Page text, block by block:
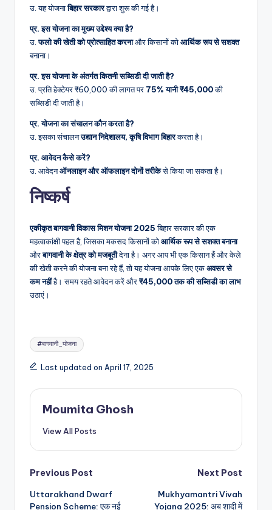
उ. यह योजनाबिहार सरकारद्वारा शुरू की गई है।
प्र. इस योजना का मुख्य उद्देश्य क्या है?
उ.फलो की खेती को प्रोत्साहित करनाऔर किसानों कोआर्थिक रूप से सशक्त
बनाना।
प्र. इस योजना के अंतर्गत कितनी सब्सिडी दी जाती है?
उ. प्रति हेक्टेयर ₹60,000 की लागत पर 75% यानी ₹45,000की
सब्सिडी दी जाती है।
प्र. योजना का संचालन कौन करता है?
उ. इसका संचालनउद्यान निदेशालय, कृषि विभाग बिहारकरता है।
प्र. आवेदन कैसे करें?
उ. आवेदनऑनलाइन और ऑफलाइन दोनों तरीकेसे किया जा सकता है।
निष्कर्ष
एकीकृत बागवानी विकास मिशन योजना 2025बिहार सरकार की एक
महत्वाकांक्षी पहल है, जिसका मकसद किसानों कोआर्थिक रूप से सशक्त बनाना
औरबागवानी के क्षेत्र को मजबूतीदेना है। अगर आप भी एक किसान हैं और केले
की खेती करने की योजना बना रहे हैं, तो यह योजना आपके लिए एकअवसर से
कम नहींहै। समय रहते आवेदन करें और₹45,000 तक की सब्सिडी का लाभ
उठाएं।
Tags:
#बागवानी_योजना
Last updated on April 17, 2025
Moumita Ghosh
View All Posts
Post
navigation
Previous Post
Uttarakhand Dwarf
Pension Scheme: एक नई
Next Post
Mukhyamantri Vivah
Yojana 2025: अब शादी में